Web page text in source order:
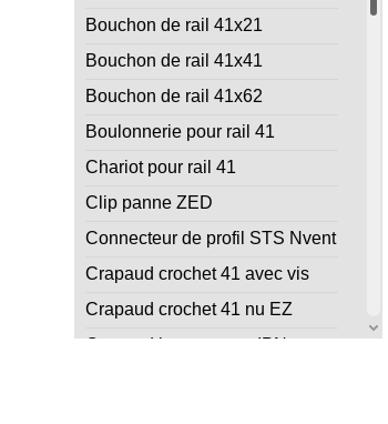
Bouchon de rail 41x21
Bouchon de rail 41x41
Bouchon de rail 41x62
Boulonnerie pour rail 41
Chariot pour rail 41
Clip panne ZED
Connecteur de profil STS Nvent
Crapaud crochet 41 avec vis
Crapaud crochet 41 nu EZ
Crapaud interne pour IPN